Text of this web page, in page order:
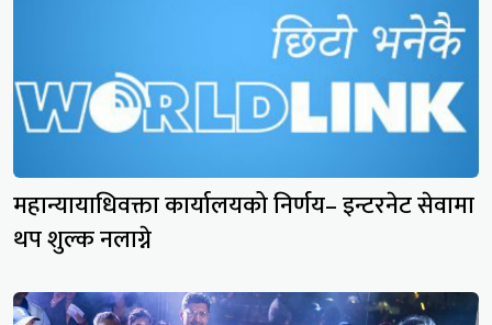
महान्यायाधिवक्ता कार्यालयको निर्णय– इन्टरनेट सेवामा
थप शुल्क नलाग्ने